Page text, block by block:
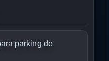
parking de